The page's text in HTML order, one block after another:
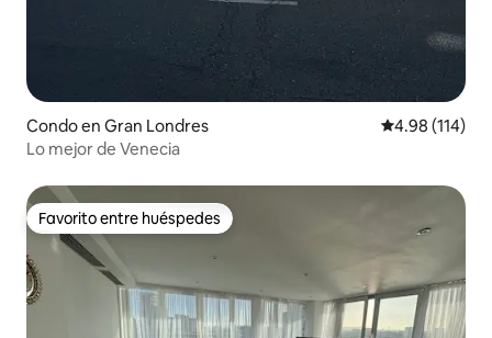
Condo en Gran Londres Calificación
4.98 (114)
Lo mejor de Venecia
Favorito entre huéspedes
Favorito entre huéspedes